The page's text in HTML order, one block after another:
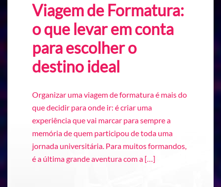
Viagem de Formatura:
o que levar em conta
para escolher o
destino ideal
Organizar uma viagem de formatura é mais do
que decidir para onde ir: é criar uma
experiência que vai marcar para sempre a
memória de quem participou de toda uma
jornada universitária. Para muitos formandos,
é a última grande aventura com a […]